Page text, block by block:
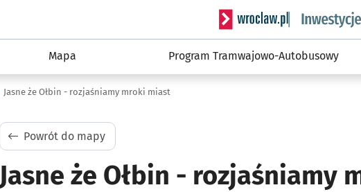
Serwis informacyjny
Mapa Program Tramwajowo-Autobusowy
Jasne że Ołbin - rozjaśniamy mroki miast
Powrót do mapy
Jasne że Ołbin - rozjaśniamy